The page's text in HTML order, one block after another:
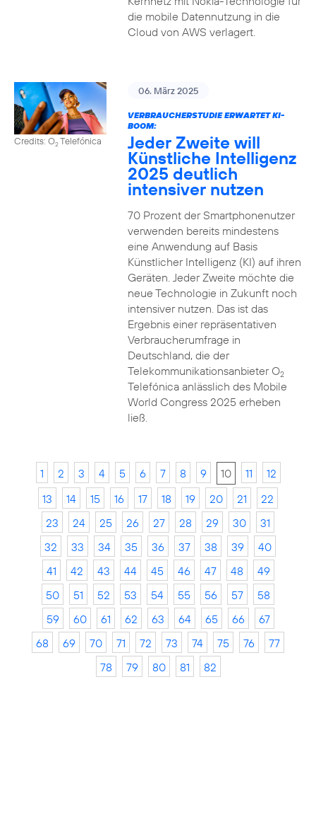
die mobile Datennutzung in die
Cloud von AWS verlagert.
Credits: O2Telefónica
06. März 2025
VERBRAUCHERSTUDIE ERWARTET KI-
BOOM:
Jeder Zweite will
Künstliche Intelligenz
2025 deutlich
intensiver nutzen
70 Prozent der Smartphonenutzer
verwenden bereits mindestens
eine Anwendung auf Basis
Künstlicher Intelligenz (KI) auf ihren
Geräten. Jeder Zweite möchte die
neue Technologie in Zukunft noch
intensiver nutzen. Das ist das
Ergebnis einer repräsentativen
Verbraucherumfrage in
Deutschland, die der
Telekommunikationsanbieter O2
Telefónica anlässlich des Mobile
World Congress 2025 erheben
ließ.
1 2 3 4 5 6 7 8 9 10 11
12
13
14 15 16 17 18 19 20 21
22
23
24 25 26 27 28 29 30
31
32
33 34 35 36 37 38 39
40
41
42 43 44 45 46 47 48
49
50
51 52 53 54 55 56 57
58
59
60 61 62 63 64 65 66
67
68
69 70 71 72 73 74 75 76
77
78
79 80 81 82